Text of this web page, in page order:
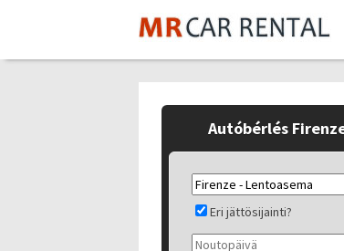
Autóbérlés
Eri jättösijainti?